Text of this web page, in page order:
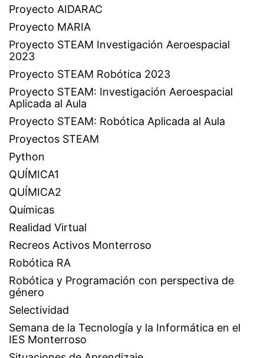
Proyecto AIDARAC
Proyecto MARIA
Proyecto STEAM Investigación Aeroespacial
2023
Proyecto STEAM Robótica 2023
Proyecto STEAM: Investigación Aeroespacial
Aplicada al Aula
Proyecto STEAM: Robótica Aplicada al Aula
Proyectos STEAM
Python
QUÍMICA1
QUÍMICA2
Químicas
Realidad Virtual
Recreos Activos Monterroso
Robótica RA
Robótica y Programación con perspectiva de
género
Selectividad
Semana de la Tecnología y la Informática en el
IES Monterroso